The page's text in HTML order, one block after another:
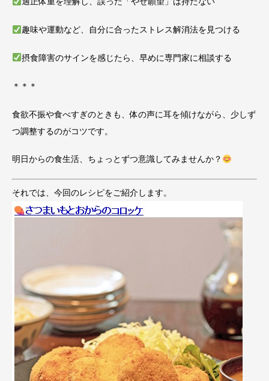
趣味や運動など、自分に合ったストレス解消法を見つける
摂食障害のサインを感じたら、早めに専門家に相談する
＊＊＊
食欲不振や食べすぎのときも、体の声に耳を傾けながら、少しず
つ調整するのがコツです。
明日からの食生活、ちょっとずつ意識してみませんか？
それでは、今回のレシピをご紹介します。